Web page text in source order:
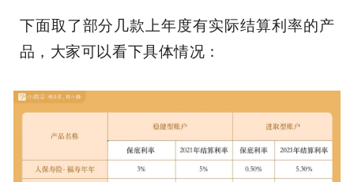
下面取了部分几款上年度有实际结算利率的产
品，大家可以看下具体情况：